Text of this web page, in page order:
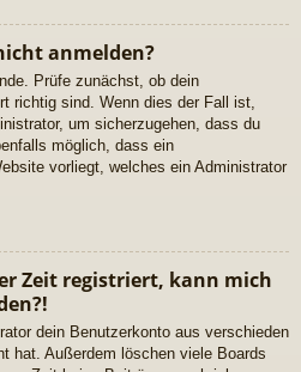
anmelden?
Prüfe zunächst, ob dein
richtig sind. Wenn dies der Fall ist,
um sicherzugehen, dass du
möglich, dass ein
vorliegt, welches ein Administrator
Zeit registriert, kann mich
dein Benutzerkonto aus verschieden
hat. Außerdem löschen viele Boards